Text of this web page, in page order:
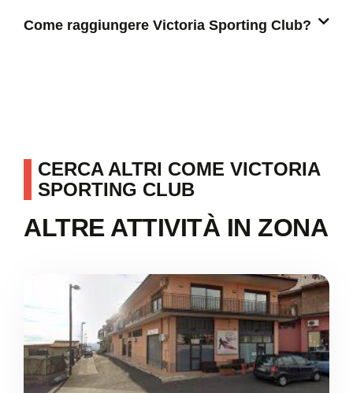
Come raggiungere Victoria Sporting Club?
CERCA ALTRI COME VICTORIA
SPORTING CLUB
ALTRE ATTIVITÀ IN ZONA